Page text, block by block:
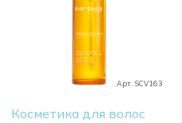
Арт. SCV163
Косметика для волос